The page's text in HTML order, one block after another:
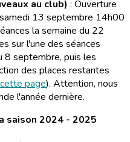
au club) : Ouverture
13 septembre 14h00
la semaine du 22
sur l'une des séances
8 septembre, puis les
des places restantes
page). Attention, nous
l'année dernière.
saison 2024 - 2025